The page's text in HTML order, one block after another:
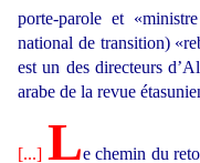
porte-parole et
national de transition)
est un des directeurs
arabe de la revue
[...] Le chemin du